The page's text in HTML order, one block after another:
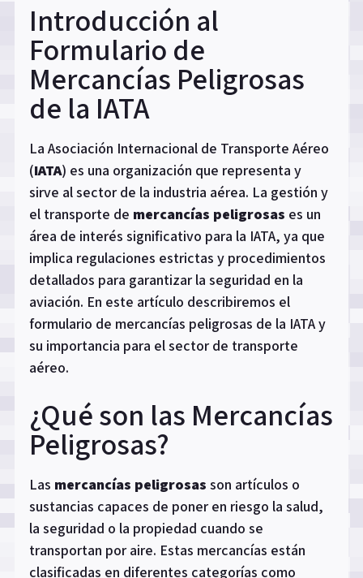
Introducción al
Formulario de
Mercancías Peligrosas
de la IATA
La Asociación Internacional de Transporte Aéreo
(IATA) es una organización que representa y
sirve al sector de la industria aérea. La gestión y
el transporte de mercancías peligrosas es un
área de interés significativo para la IATA, ya que
implica regulaciones estrictas y procedimientos
detallados para garantizar la seguridad en la
aviación. En este artículo describiremos el
formulario de mercancías peligrosas de la IATA y
su importancia para el sector de transporte
aéreo.
¿Qué son las Mercancías
Peligrosas?
Las mercancías peligrosas son artículos o
sustancias capaces de poner en riesgo la salud,
la seguridad o la propiedad cuando se
transportan por aire. Estas mercancías están
clasificadas en diferentes categorías como